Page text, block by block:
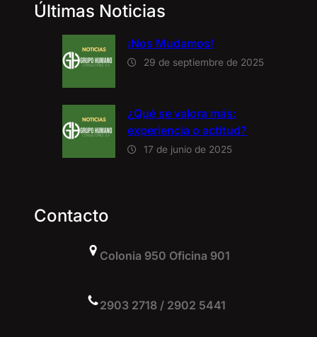
Últimas Noticias
¡Nos Mudamos!
29 de septiembre de 2025
¿Qué se valora más:
experiencia o actitud?
17 de junio de 2025
Contacto
Colonia 950 Oficina 901
2903 2718 / 2902 5441